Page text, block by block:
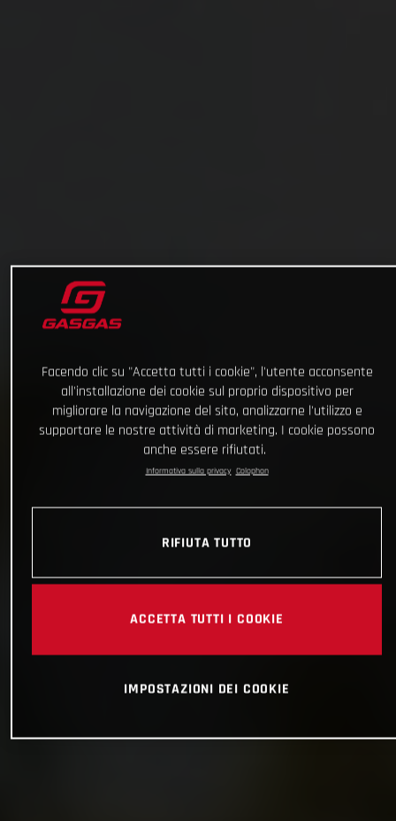
Facendo clic su "Accetta tutti i cookie", l'utente acconsente
all'installazione dei cookie sul proprio dispositivo per
migliorare la navigazione del sito, analizzarne l'utilizzo e
supportare le nostre attività di marketing. I cookie possono
anche essere rifiutati.
Informativa sulla privacy Colophon
RIFIUTA TUTTO
ACCETTA TUTTI I COOKIE
IMPOSTAZIONI DEI COOKIE